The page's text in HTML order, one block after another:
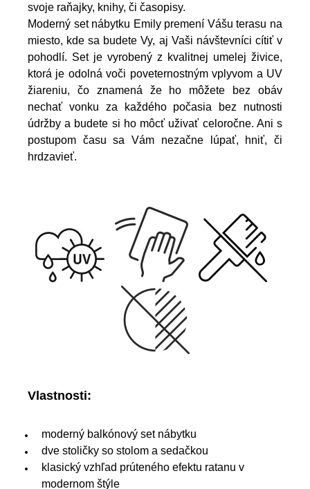
svoje raňajky, knihy, či časopisy.
Moderný set nábytku Emily premení Vášu terasu na
miesto, kde sa budete Vy, aj Vaši návštevníci cítiť v
pohodlí. Set je vyrobený z kvalitnej umelej živice,
ktorá je odolná voči poveternostným vplyvom a UV
žiareniu, čo znamená že ho môžete bez obáv
nechať vonku za každého počasia bez nutnosti
údržby a budete si ho môcť uživať celoročne. Ani s
postupom času sa Vám nezačne lúpať, hniť, či
hrdzavieť.
Vlastnosti:
moderný balkónový set nábytku
dve stoličky so stolom a sedačkou
klasický vzhľad prúteného efektu ratanu v
modernom štýle